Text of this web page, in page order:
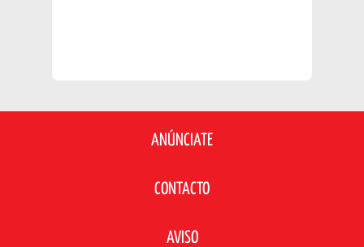
ANÚNCIATE
CONTACTO
AVISO